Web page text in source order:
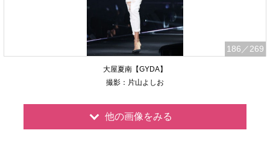
186 ／269
大屋夏南【GYDA】
撮影：片山よしお
他の画像をみる